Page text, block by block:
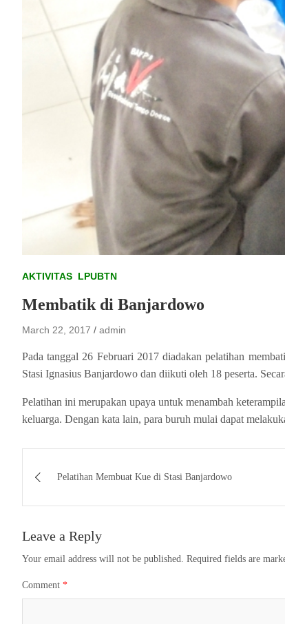
AKTIVITAS LPUBTN
Membatik di Banjardowo
March 22, 2017 admin
Pada tanggal 26 Februari 2017 diadakan pelatihan
Stasi Ignasius Banjardowo dan diikuti oleh 18 peserta.
Pelatihan ini merupakan upaya untuk menambah
keluarga. Dengan kata lain, para buruh mulai dapat
navigation
Pelatihan Membuat Kue di Stasi Banjardowo
Leave a Reply
Your email address will not be published. Required fields are
Comment *